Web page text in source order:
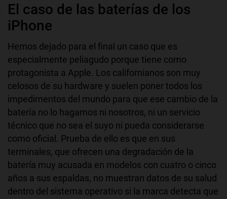
El caso de las baterías de los
iPhone
Hemos dejado para el final un caso que es
especialmente peliagudo porque tiene como
protagonista a Apple. Los californianos son muy
celosos de su hardware y suelen poner todos los
impedimentos del mundo para que ese cambio de la
batería no lo hagamos ni nosotros, ni un servicio
técnico que no sea el suyo ni pueda considerarse
como oficial. Prueba de ello es que en sus
terminales, que ofrecen una degradación de la
batería muy acusada en modelos con cuatro o cinco
años a sus espaldas, no muestran datos de su salud
dentro del sistema operativo si la marca detecta que